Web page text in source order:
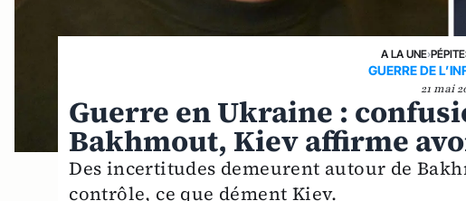
A LA UNE›
GUERRE DE
21 mai
Guerre en Ukraine :
Bakhmout, Kiev affirme
Des incertitudes demeurent autour de
contrôle, ce que dément Kiev.